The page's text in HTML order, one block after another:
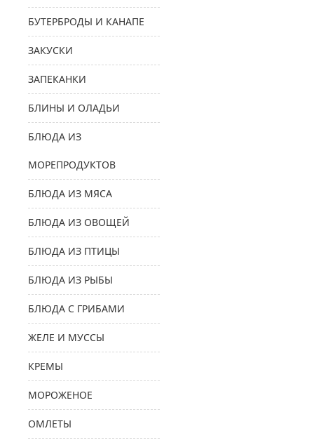
БУТЕРБРОДЫ И КАНАПЕ
ЗАКУСКИ
ЗАПЕКАНКИ
БЛИНЫ И ОЛАДЬИ
БЛЮДА ИЗ
МОРЕПРОДУКТОВ
БЛЮДА ИЗ МЯСА
БЛЮДА ИЗ ОВОЩЕЙ
БЛЮДА ИЗ ПТИЦЫ
БЛЮДА ИЗ РЫБЫ
БЛЮДА С ГРИБАМИ
ЖЕЛЕ И МУССЫ
КРЕМЫ
МОРОЖЕНОЕ
ОМЛЕТЫ